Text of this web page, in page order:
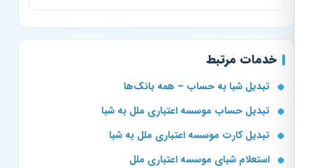
خدمات مرتبط
تبدیل شبا به حساب – همه بانک‌ها
تبدیل حساب موسسه اعتباری ملل به شبا
تبدیل کارت موسسه اعتباری ملل به شبا
استعلام شبای موسسه اعتباری ملل